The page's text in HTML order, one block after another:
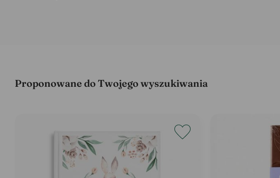
Proponowane do Twojego wyszukiwania